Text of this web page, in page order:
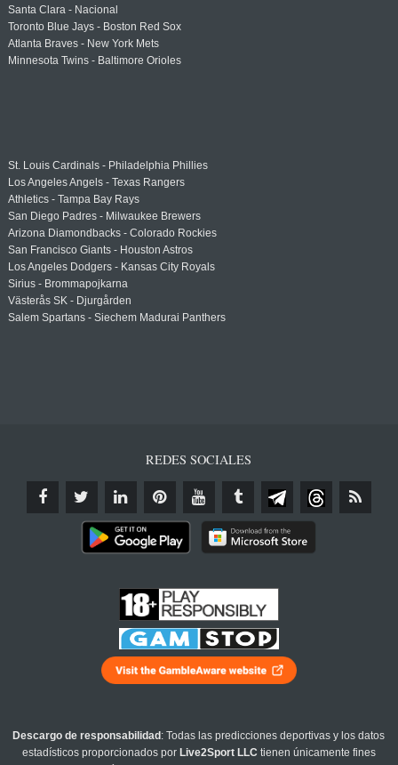
Santa Clara - Nacional
Toronto Blue Jays - Boston Red Sox
Atlanta Braves - New York Mets
Minnesota Twins - Baltimore Orioles
St. Louis Cardinals - Philadelphia Phillies
Los Angeles Angels - Texas Rangers
Athletics - Tampa Bay Rays
San Diego Padres - Milwaukee Brewers
Arizona Diamondbacks - Colorado Rockies
San Francisco Giants - Houston Astros
Los Angeles Dodgers - Kansas City Royals
Sirius - Brommapojkarna
Västerås SK - Djurgården
Salem Spartans - Siechem Madurai Panthers
REDES SOCIALES
Descargo de responsabilidad : Todas las predicciones deportivas y los datos
estadísticos proporcionados por Live2Sport LLC tienen únicamente fines